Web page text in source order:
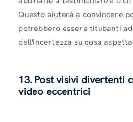
Questo aiuterà a convincere
potrebbero essere titubanti
dell'incertezza su cosa
13. Post visivi divertenti
video eccentrici